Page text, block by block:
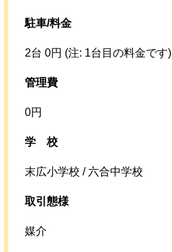
駐車/料金
2台 0円 (注: 1台目の料金です)
管理費
0円
学校
末広小学校 / 六合中学校
取引態様
媒介